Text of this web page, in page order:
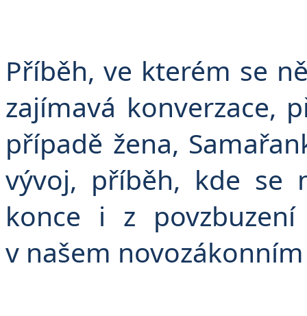
Příběh, ve kterém se
zajímavá konverzace,
případě žena,
vývoj, příběh, kde se
konce i z
v našem